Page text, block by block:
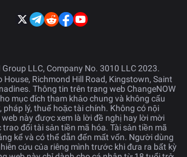
LLC, Company No. 3010 LLC 2023.
House, Richmond Hill Road, Kingstown, Saint
Thông tin trên trang web ChangeNOW
mục đích tham khảo chung và không cấu
lý, thuế hoặc tài chính. Không có nội
này được xem là lời đề nghị hay lời mời
đổi tài sản tiền mã hóa. Tài sản tiền mã
kể và có thể dẫn đến mất vốn. Người dùng
cứu của riêng mình trước khi đưa ra bất kỳ